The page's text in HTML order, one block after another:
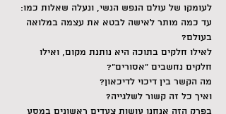
לעומקו של עולם הנפש הנשי, ונעלה שאלות כמו:
עד כמה מותר לאישה לבטא את עצמה במלואה
בעולם?
לאילו חלקים בתוכה היא נותנת מקום, ואילו
חלקים נחשבים "אסורים"?
מה הקשר בין דיכוי לדיכאון?
ואיך כל זה קשור לשלגייה?
בפרק הזה אנחנו עושות צעדים ראשונים במסע